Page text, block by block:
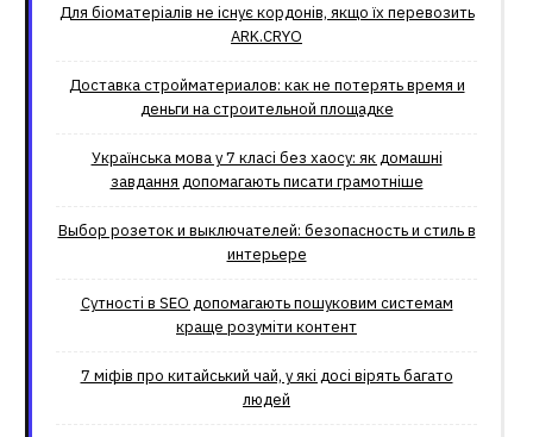
Для біоматеріалів не існує кордонів, якщо їх перевозить
ARK.CRYO
Доставка стройматериалов: как не потерять время и
деньги на строительной площадке
Українська мова у 7 класі без хаосу: як домашні
завдання допомагають писати грамотніше
Выбор розеток и выключателей: безопасность и стиль в
интерьере
Сутності в SEO допомагають пошуковим системам
краще розуміти контент
7 міфів про китайський чай, у які досі вірять багато
людей